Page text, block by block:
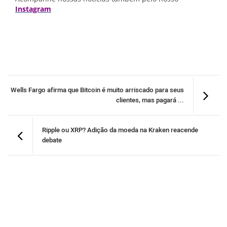
Instagram
Wells Fargo afirma que Bitcoin é muito arriscado para seus
clientes, mas pagará ...
Ripple ou XRP? Adição da moeda na Kraken reacende
debate